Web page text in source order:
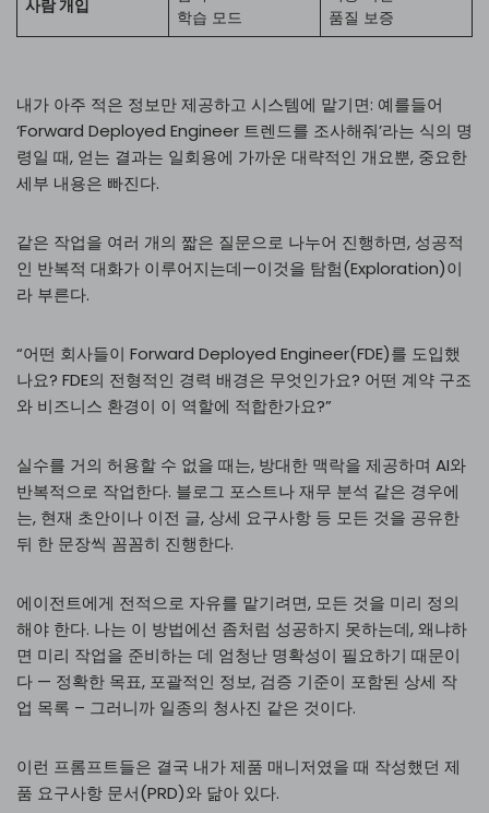
사람 개입
학습 모드
품질 보증
내가 아주 적은 정보만 제공하고 시스템에 맡기면: 예를들어
‘Forward Deployed Engineer 트렌드를 조사해줘’라는 식의 명
령일 때, 얻는 결과는 일회용에 가까운 대략적인 개요뿐, 중요한
세부 내용은 빠진다.
같은 작업을 여러 개의 짧은 질문으로 나누어 진행하면, 성공적
인 반복적 대화가 이루어지는데—이것을 탐험(Exploration)이
라 부른다.
“어떤 회사들이 Forward Deployed Engineer(FDE)를 도입했
나요? FDE의 전형적인 경력 배경은 무엇인가요? 어떤 계약 구조
와 비즈니스 환경이 이 역할에 적합한가요?”
실수를 거의 허용할 수 없을 때는, 방대한 맥락을 제공하며 AI와
반복적으로 작업한다. 블로그 포스트나 재무 분석 같은 경우에
는, 현재 초안이나 이전 글, 상세 요구사항 등 모든 것을 공유한
뒤 한 문장씩 꼼꼼히 진행한다.
에이전트에게 전적으로 자유를 맡기려면, 모든 것을 미리 정의
해야 한다. 나는 이 방법에선 좀처럼 성공하지 못하는데, 왜냐하
면 미리 작업을 준비하는 데 엄청난 명확성이 필요하기 때문이
다 — 정확한 목표, 포괄적인 정보, 검증 기준이 포함된 상세 작
업 목록 – 그러니까 일종의 청사진 같은 것이다.
이런 프롬프트들은 결국 내가 제품 매니저였을 때 작성했던 제
품 요구사항 문서(PRD)와 닮아 있다.